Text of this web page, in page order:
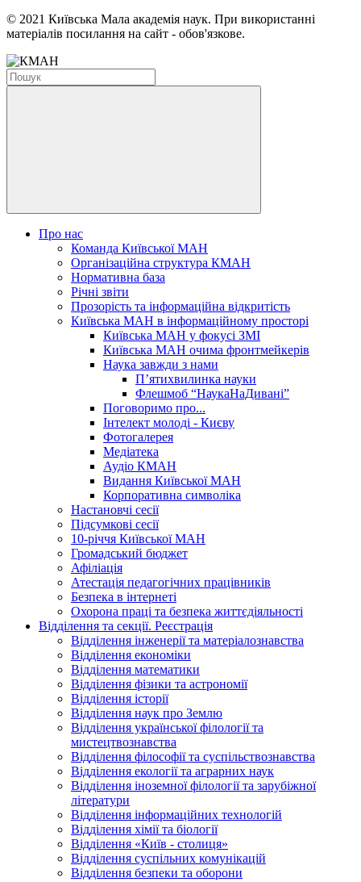
© 2021 Київська Мала академія наук. При використанні
матеріалів посилання на сайт - обов'язкове.
Про нас
Команда Київської МАН
Організаційна структура КМАН
Нормативна база
Річні звіти
Прозорість та інформаційна відкритість
Київська МАН в інформаційному просторі
Київська МАН у фокусі ЗМІ
Київська МАН очима фронтмейкерів
Наука завжди з нами
П’ятихвилинка науки
Флешмоб “НаукаНаДивані”
Поговоримо про...
Інтелект молоді - Києву
Фотогалерея
Медіатека
Аудіо КМАН
Видання Київської МАН
Корпоративна символіка
Настановчі сесії
Підсумкові сесії
10-річчя Київської МАН
Громадський бюджет
Афіліація
Атестація педагогічних працівників
Безпека в інтернеті
Охорона праці та безпека життєдіяльності
Відділення та секції. Реєстрація
Відділення інженерії та матеріалознавства
Відділення економіки
Відділення математики
Відділення фізики та астрономії
Відділення історії
Відділення наук про Землю
Відділення української філології та
мистецтвознавства
Відділення філософії та суспільствознавства
Відділення екології та аграрних наук
Відділення іноземної філології та зарубіжної
літератури
Відділення інформаційних технологій
Відділення хімії та біології
Відділення «Київ - столиця»
Відділення суспільних комунікацій
Відділення безпеки та оборони